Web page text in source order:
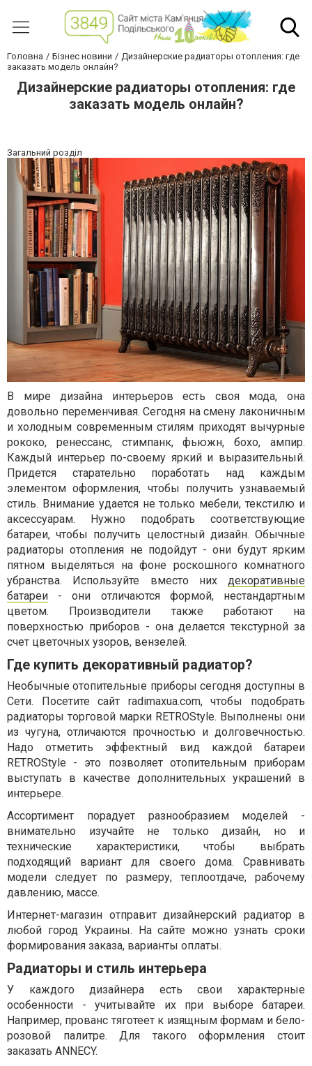
Головна Бізнес новини
Дизайнерские радиаторы отопления: где
заказать модель онлайн?
Дизайнерские радиаторы отопления: где
заказать модель онлайн?
Загальний розділ
В мире дизайна интерьеров есть своя мода, она
довольно переменчивая. Сегодня на смену лаконичным
и холодным современным стилям приходят вычурные
рококо, ренессанс, стимпанк, фьюжн, бохо, ампир.
Каждый интерьер по-своему яркий и выразительный.
Придется старательно поработать над каждым
элементом оформления, чтобы получить узнаваемый
стиль. Внимание удается не только мебели, текстилю и
аксессуарам. Нужно подобрать соответствующие
батареи, чтобы получить целостный дизайн. Обычные
радиаторы отопления не подойдут - они будут ярким
пятном выделяться на фоне роскошного комнатного
убранства. Используйте вместо них декоративные
батареи - они отличаются формой, нестандартным
цветом. Производители также работают на
поверхностью приборов - она делается текстурной за
счет цветочных узоров, вензелей.
Где купить декоративный радиатор?
Необычные отопительные приборы сегодня доступны в
Сети. Посетите сайт radimaxua.com, чтобы подобрать
радиаторы торговой марки RETROStyle. Выполнены они
из чугуна, отличаются прочностью и долговечностью.
Надо отметить эффектный вид каждой батареи
RETROStyle - это позволяет отопительным приборам
выступать в качестве дополнительных украшений в
интерьере.
Ассортимент порадует разнообразием моделей -
внимательно изучайте не только дизайн, но и
технические характеристики, чтобы выбрать
подходящий вариант для своего дома. Сравнивать
модели следует по размеру, теплоотдаче, рабочему
давлению, массе.
Интернет-магазин отправит дизайнерский радиатор в
любой город Украины. На сайте можно узнать сроки
формирования заказа, варианты оплаты.
Радиаторы и стиль интерьера
У каждого дизайнера есть свои характерные
особенности - учитывайте их при выборе батареи.
Например, прованс тяготеет к изящным формам и бело-
розовой палитре. Для такого оформления стоит
заказать ANNECY.